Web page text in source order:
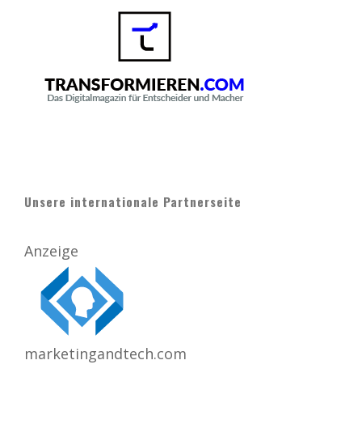
Unsere internationale Partnerseite
Anzeige
marketingandtech.com